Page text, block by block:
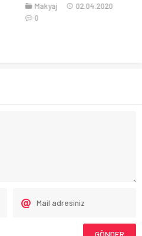
Makyaj
02.04.2020
0